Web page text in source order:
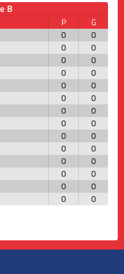
B
P
G
0
0
0
0
0
0
0
0
0
0
0
0
0
0
0
0
0
0
0
0
0
0
0
0
0
0
0 0